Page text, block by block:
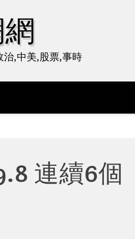
治,中美,股票,事時
連續6個